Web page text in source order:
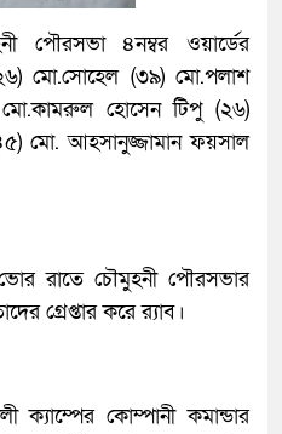
পৌরসভা ৪নম্বর ওয়ার্ডের
মো.সোহেল (৩৯) মো.পলাশ
হোসেন টিপু (২৬)
মো. আহসানুজ্জামান ফয়সাল
রাতে চৌমুহনী পৌরসভার
গ্রেপ্তার করে র‌্যাব।
ক্যাম্পের কোম্পানী কমান্ডার